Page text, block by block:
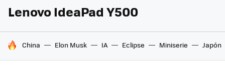
Lenovo IdeaPad Y500
HOY SE HABLA DE
China Elon Musk IA Eclipse Miniserie Japón